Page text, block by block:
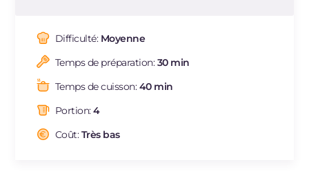
NL
Dont sucres
Protéine
Graisses
Fibre
Sodium
Difficulté: Moyenne
Temps de préparation:30 min
Temps de cuisson:40 min
Portion:4
Coût:Très bas